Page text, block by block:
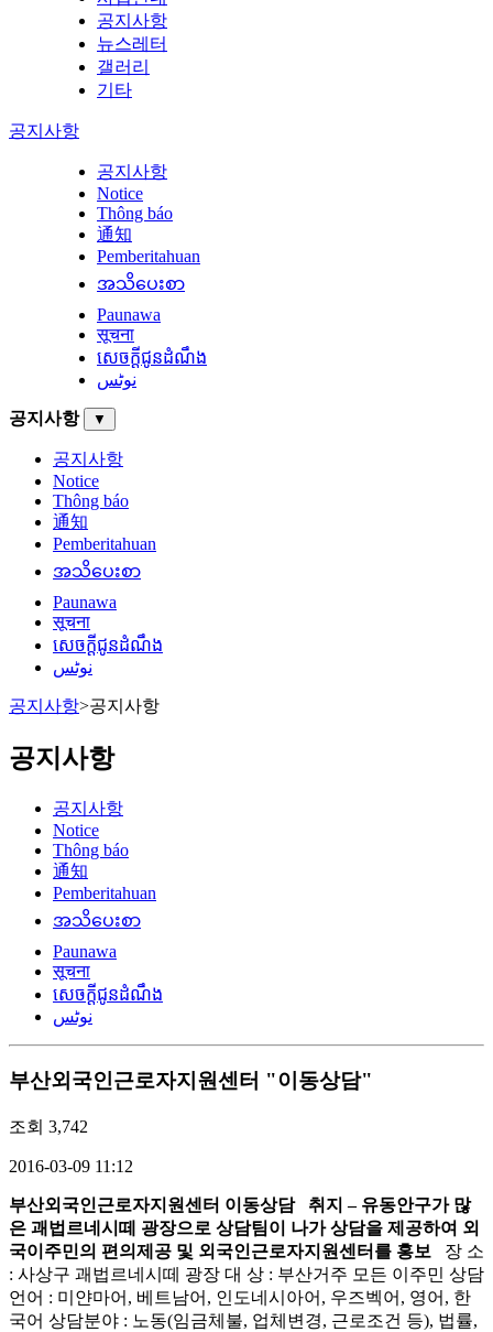
공지사항
뉴스레터
갤러리
기타
공지사항
공지사항
Notice
Thông báo
通知
Pemberitahuan
အသိပေးစာ
Paunawa
सूचना
សេចក្តីជូនដំណឹង
نوٹس
공지사항 ▼
공지사항
Notice
Thông báo
通知
Pemberitahuan
အသိပေးစာ
Paunawa
सूचना
សេចក្តីជូនដំណឹង
نوٹس
공지사항>공지사항
공지사항
공지사항
Notice
Thông báo
通知
Pemberitahuan
အသိပေးစာ
Paunawa
सूचना
សេចក្តីជូនដំណឹង
نوٹس
부산외국인근로자지원센터 "이동상담"
조회 3,742
2016-03-09 11:12
부산외국인근로자지원센터 이동상담 취지– 유동안구가 많
은 괘법르네시떼 광장으로 상담팀이 나가 상담을 제공하여 외
국이주민의 편의제공 및 외국인근로자지원센터를 홍보 장 소
: 사상구 괘법르네시떼 광장 대 상 : 부산거주 모든 이주민 상담
언어 : 미얀마어, 베트남어, 인도네시아어, 우즈벡어, 영어, 한
국어 상담분야 : 노동(임금체불, 업체변경, 근로조건 등), 법률,